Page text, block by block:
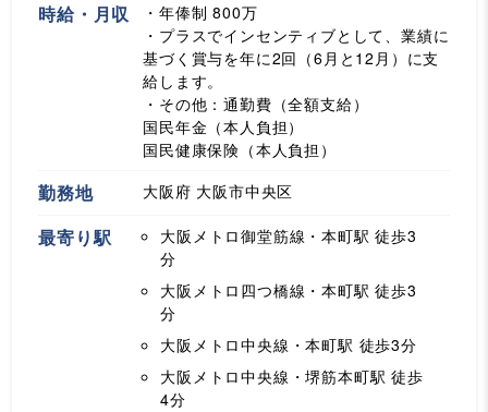
時給・月収
・年俸制 800万
・プラスでインセンティブとして、業績に
基づく賞与を年に2回（6月と12月）に支
給します。
・その他：通勤費（全額支給）
国民年金（本人負担）
国民健康保険（本人負担）
勤務地 大阪府 大阪市中央区
最寄り駅 大阪メトロ御堂筋線・本町駅 徒歩3
分
大阪メトロ四つ橋線・本町駅 徒歩3
分
大阪メトロ中央線・本町駅 徒歩3分
大阪メトロ中央線・堺筋本町駅 徒歩
4分